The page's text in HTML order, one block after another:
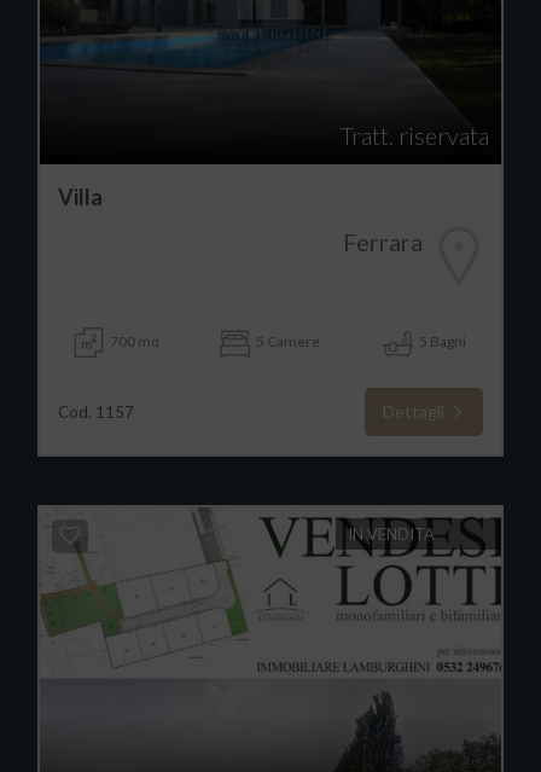
Tratt. riservata
Villa
Ferrara
700 mq 5 Camere 5 Bagni
Cod. 1157 Dettagli
IN VENDITA